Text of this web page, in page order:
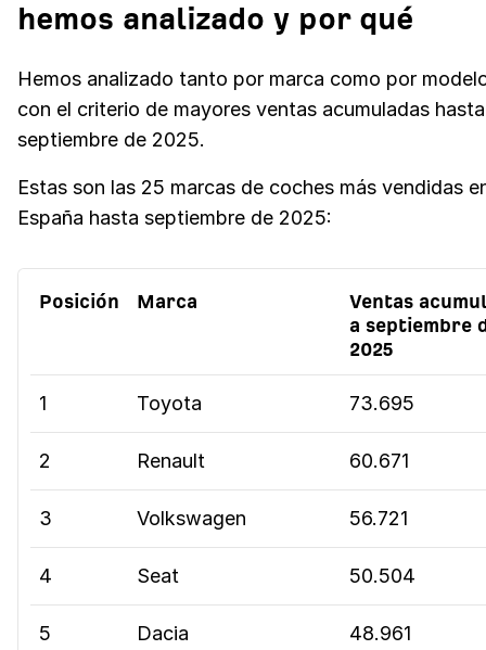
hemos analizado y por qué
Hemos analizado tanto por marca como por
con el criterio de mayores ventas acumuladas hasta
septiembre de 2025.
Estas son las 25 marcas de coches más vendidas
España hasta septiembre de 2025:
Posición Marca
Ventas
a septiembre
2025
1 Toyota 73.695
2 Renault 60.671
3 Volkswagen 56.721
4 Seat 50.504
5 Dacia 48.961